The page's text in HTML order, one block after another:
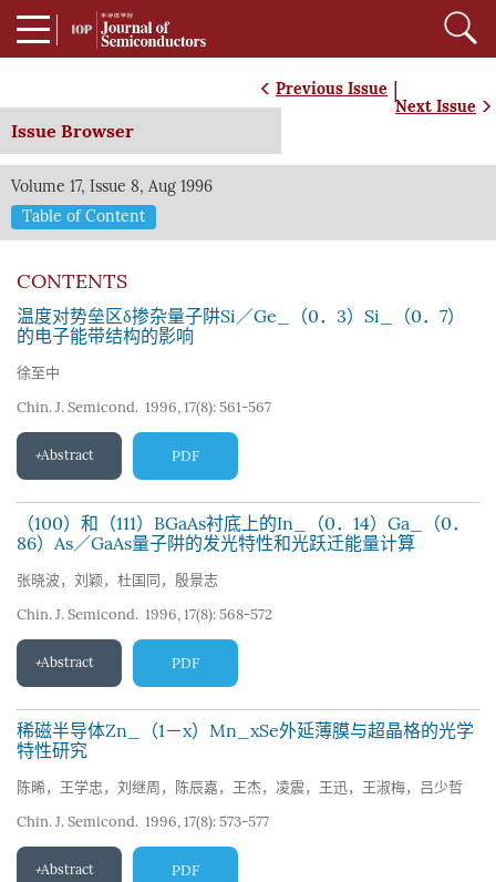
Previous Issue |
Next Issue
Issue Browser
Volume 17, Issue 8, Aug 1996
Table of Content
CONTENTS
温度对势垒区δ掺杂量子阱Si／Ge_（0．3）Si_（0．7）
的电子能带结构的影响
徐至中
Chin. J. Semicond. 1996, 17(8): 561-567
Abstract PDF
（100）和（111）BGaAs衬底上的In_（0．14）Ga_（0．
86）As／GaAs量子阱的发光特性和光跃迁能量计算
张晓波，刘颖，杜国同，殷景志
Chin. J. Semicond. 1996, 17(8): 568-572
Abstract PDF
稀磁半导体Zn_（1－x）Mn_xSe外延薄膜与超晶格的光学
特性研究
陈晞，王学忠，刘继周，陈辰嘉，王杰，凌震，王迅，王淑梅，吕少哲
Chin. J. Semicond. 1996, 17(8): 573-577
Abstract PDF